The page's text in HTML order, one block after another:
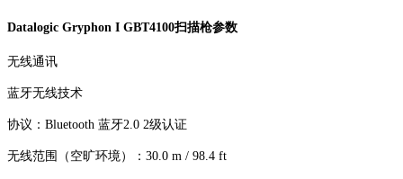
Datalogic Gryphon I GBT4100扫描枪参数
无线通讯
蓝牙无线技术
协议：Bluetooth 蓝牙2.0 2级认证
无线范围（空旷环境）：30.0 m / 98.4 ft